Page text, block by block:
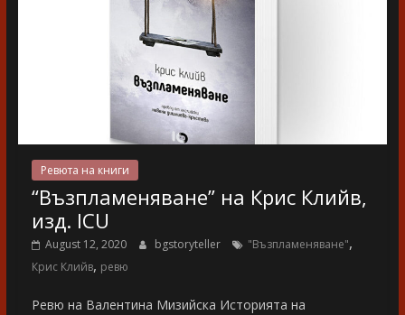
Ревюта на книги
“Възпламеняване” на Крис Клийв,
изд. ICU
August 12, 2020 bgstoryteller "Възпламеняване",
Крис Клийв, ревю
Ревю на Валентина Мизийска Историята на